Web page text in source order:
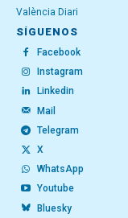
València Diari
SÍGUENOS
Facebook
Instagram
Linkedin
Mail
Telegram
X
WhatsApp
Youtube
Bluesky